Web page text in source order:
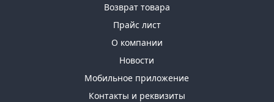
Возврат товара
Прайс лист
О компании
Новости
Мобильное приложение
Контакты и реквизиты